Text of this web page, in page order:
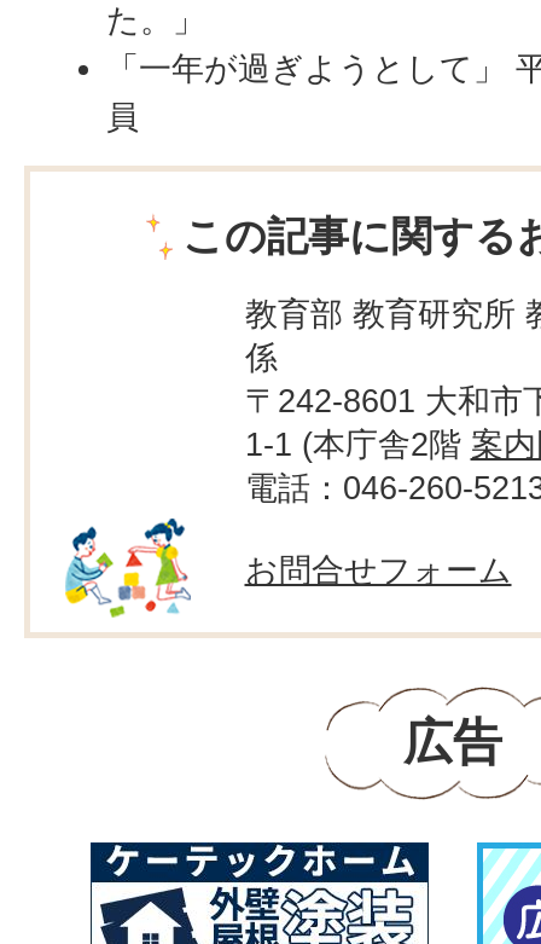
た。」
「一年が過ぎようとして」
員
この記事に関する
教育部 教育研究所
係
〒242-8601 大和市
1-1 (本庁舎2階 案
電話：046-260-
お問合せフォーム
広告